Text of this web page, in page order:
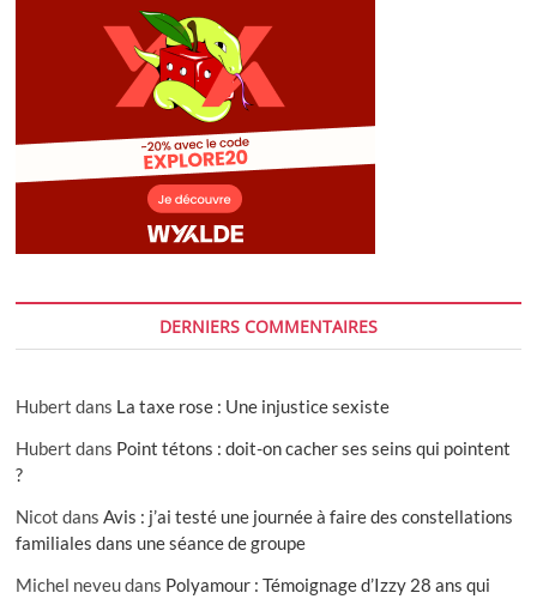
DERNIERS COMMENTAIRES
Hubert dans La taxe rose : Une injustice sexiste
Hubert dans Point tétons : doit-on cacher ses seins qui pointent
?
Nicot dansAvis : j’ai testé une journée à faire des constellations
familiales dans une séance de groupe
Michel neveudans Polyamour : Témoignage d’Izzy 28 ans qui